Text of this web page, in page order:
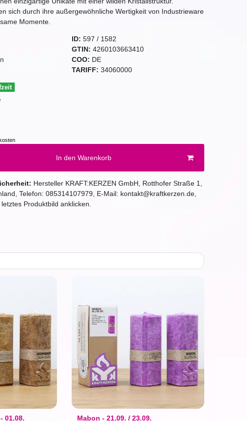
sich durch ihre außergewöhnliche Wertigkeit von Industrieware
Momente.
ID: 597 / 1582
GTIN: 4260103663410
COO: DE
TARIFF: 34060000
In den Warenkorb
Hersteller KRAFT:KERZEN GmbH, Rotthofer Straße 1,
, Telefon: 085314107979, E-Mail: kontakt@kraftkerzen.de,
Produktbild anklicken.
01.08. Mabon - 21.09. / 23.09.